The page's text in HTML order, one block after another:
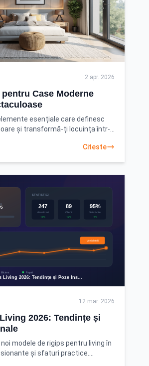
2 apr. 2026
Case Moderne
esențiale care definesc
și transformă-ți locuința într-
Citeste
12 mar. 2026
2026: Tendințe și
modele de rigips pentru living în
și sfaturi practice.